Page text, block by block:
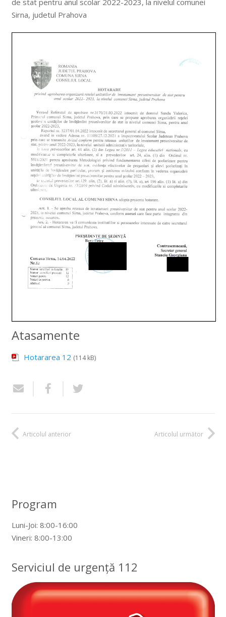
Sirna, judetul Prahova
Atasamente
Hotararea 12 (114 kB)
Articolul anterior Articolul următor
Program
Luni-Joi: 8:00-16:00
Vineri: 8:00-13:00
Serviciul de urgență 112